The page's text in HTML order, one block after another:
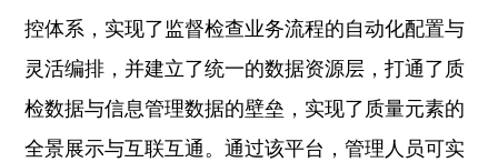
控体系，实现了监督检查业务流程的自动化配置与
灵活编排，并建立了统一的数据资源层，打通了质
检数据与信息管理数据的壁垒，实现了质量元素的
全景展示与互联互通。通过该平台，管理人员可实